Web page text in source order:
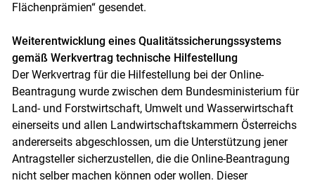
Flächenprämien“ gesendet.
Weiterentwicklung eines Qualitätssicherungssystems
gemäß Werkvertrag technische Hilfestellung
Der Werkvertrag für die Hilfestellung bei der Online-
Beantragung wurde zwischen dem Bundesministerium für
Land- und Forstwirtschaft, Umwelt und Wasserwirtschaft
einerseits und allen Landwirtschaftskammern Österreichs
andererseits abgeschlossen, um die Unterstützung jener
Antragsteller sicherzustellen, die die Online-Beantragung
nicht selber machen können oder wollen. Dieser